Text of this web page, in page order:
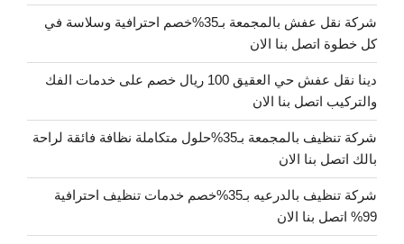
شركة نقل عفش بالمجمعة بـ35%خصم احترافية وسلاسة في
كل خطوة اتصل بنا الان
دينا نقل عفش حي العقيق 100 ريال خصم على خدمات الفك
والتركيب اتصل بنا الان
شركة تنظيف بالمجمعة بـ35%حلول متكاملة نظافة فائقة لراحة
بالك اتصل بنا الان
شركة تنظيف بالدرعيه بـ35%خصم خدمات تنظيف احترافية
99% اتصل بنا الان